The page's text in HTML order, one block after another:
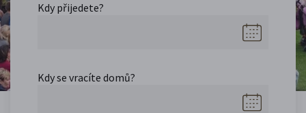
Kdy přijedete?
Kdy se vracíte domů?